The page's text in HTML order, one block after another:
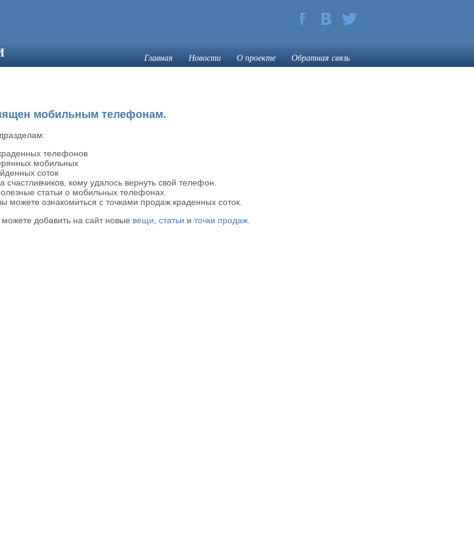
Главная Новости О проекте Обратная связь
мобильным телефонам.
телефонов
мобильных
соток
счастливчиков, кому удалось вернуть свой телефон.
статьи о мобильных телефонах.
можете ознакомиться с точками продаж краденных соток.
добавить на сайт новые вещи статьи и точки продаж